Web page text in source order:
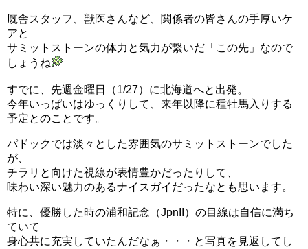
厩舎スタッフ、獣医さんなど、関係者の皆さんの手厚いケ
アと
サミットストーンの体力と気力が繋いだ「この先」なので
しょうね
すでに、先週金曜日（1/27）に北海道へと出発。
今年いっぱいはゆっくりして、来年以降に種牡馬入りする
予定とのことです。
パドックでは淡々とした雰囲気のサミットストーンでした
が、
チラリと向けた視線が表情豊かだったりして、
味わい深い魅力のあるナイスガイだったなとも思います。
特に、優勝した時の浦和記念（JpnII）の目線は自信に満ち
ていて
身心共に充実していたんだなぁ・・・と写真を見返してし